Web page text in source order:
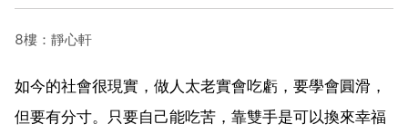
8樓：靜心軒
如今的社會很現實，做人太老實會吃虧，要學會圓滑，
但要有分寸。只要自己能吃苦，靠雙手是可以換來幸福